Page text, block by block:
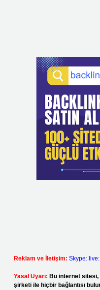
Reklam ve İletişim: Skype:
Yasal Uyarı: Bu internet
şirketi ile hiçbir bağlantısı